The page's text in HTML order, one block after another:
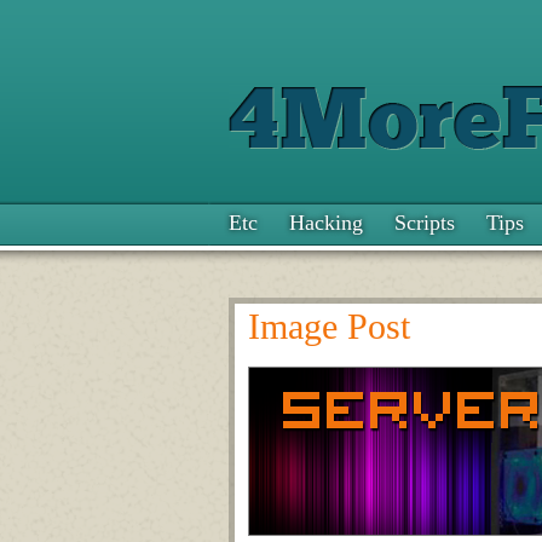
Etc Hacking Scripts Tips
Image Post